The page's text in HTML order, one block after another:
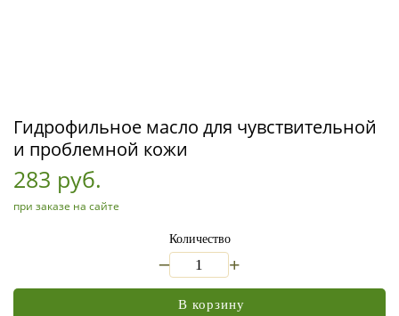
Гидрофильное масло для чувствительной
и проблемной кожи
283 руб.
при заказе на сайте
Количество
+
В корзину